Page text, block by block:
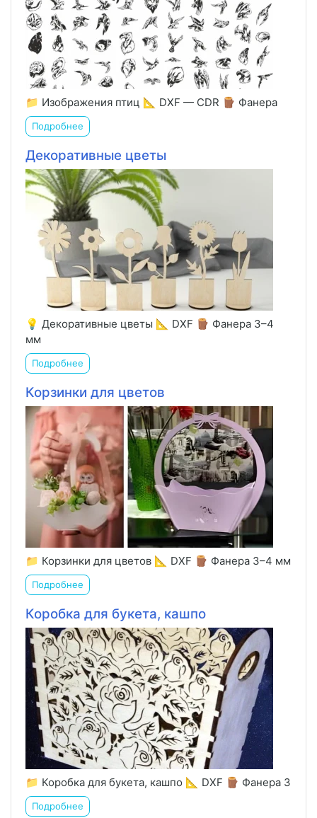
📁 Изображения птиц 📐 DXF — CDR 🪵 Фанера
Подробнее
Декоративные цветы
💡 Декоративные цветы 📐 DXF 🪵 Фанера 3–4
мм
Подробнее
Корзинки для цветов
📁 Корзинки для цветов 📐 DXF 🪵 Фанера 3–4 мм
Подробнее
Коробка для букета, кашпо
📁 Коробка для букета, кашпо 📐 DXF 🪵 Фанера 3
Подробнее